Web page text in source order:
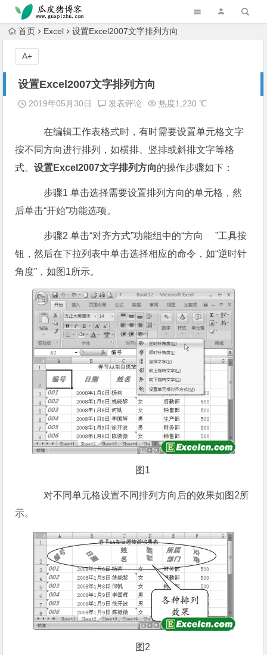
跳转到主内容
首页 Excel 设置Excel2007文字排列方向
设置Excel2007文字排列方向
2019年05月30日 发表评论 热度1,230 ℃
在编辑工作表格式时，有时需要设置单元格文字
按不同方向进行排列，如横排、竖排或斜排文字等格
式。设置Excel2007文字排列方向的操作步骤如下：
步骤1 单击选择需要设置排列方向的单元格，然
后单击“开始”功能选项。
步骤2 单击“对齐方式”功能组中的“方向 ”工具按
钮，然后在下拉列表中单击选择相应的命令，如“逆时针
角度”，如图1所示。
图1
对不同单元格设置不同排列方向后的效果如图2所
示。
图2
A+